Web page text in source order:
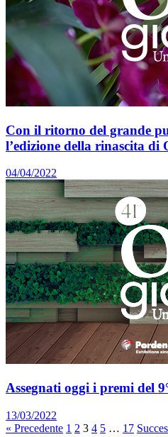
Con il ritorno del grande
l’edizione della rinascita di
04/04/2022
Assegnati oggi i premi del
13/03/2022
« Precedente 1 2 3 4 5 … 17